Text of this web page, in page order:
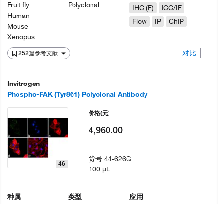
252篇参考文献 对比
Fruit fly
Human
Mouse
Xenopus
Polyclonal
IHC (F)
ICC/IF
Flow
IP ChIP
Invitrogen
Phospho-FAK (Tyr861) Polyclonal Antibody
46
种属
类型
应用
价格(元)
4,960.00
货号44-626G
100 µL